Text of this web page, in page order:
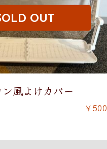
風よけカバー
￥500